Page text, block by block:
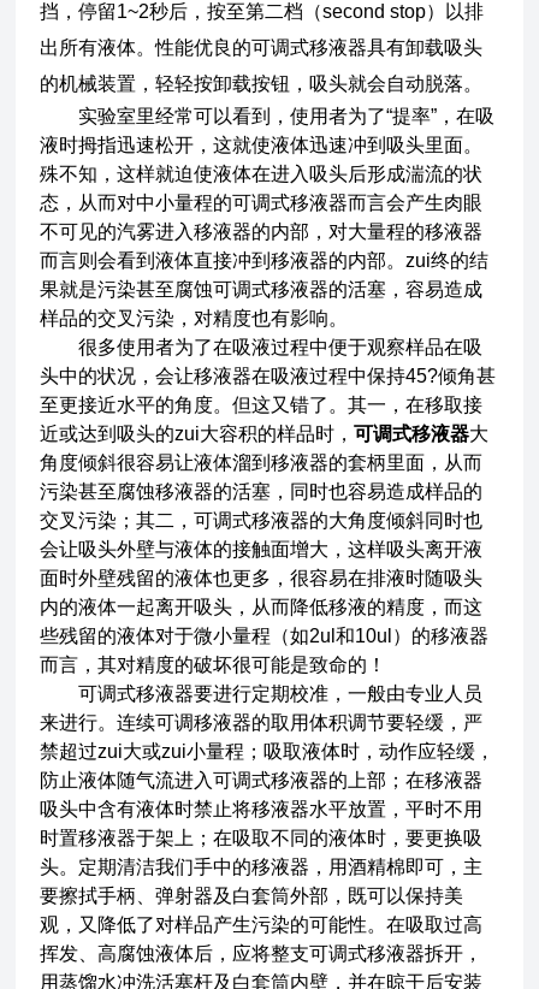
挡，停留1~2秒后，按至第二档（second stop）以排
出所有液体。性能优良的可调式移液器具有卸载吸头
的机械装置，轻轻按卸载按钮，吸头就会自动脱落。
实验室里经常可以看到，使用者为了“提率”，在吸
液时拇指迅速松开，这就使液体迅速冲到吸头里面。
殊不知，这样就迫使液体在进入吸头后形成湍流的状
态，从而对中小量程的可调式移液器而言会产生肉眼
不可见的汽雾进入移液器的内部，对大量程的移液器
而言则会看到液体直接冲到移液器的内部。zui终的结
果就是污染甚至腐蚀可调式移液器的活塞，容易造成
样品的交叉污染，对精度也有影响。
很多使用者为了在吸液过程中便于观察样品在吸
头中的状况，会让移液器在吸液过程中保持45?倾角甚
至更接近水平的角度。但这又错了。其一，在移取接
近或达到吸头的zui大容积的样品时，可调式移液器大
角度倾斜很容易让液体溜到移液器的套柄里面，从而
污染甚至腐蚀移液器的活塞，同时也容易造成样品的
交叉污染；其二，可调式移液器的大角度倾斜同时也
会让吸头外壁与液体的接触面增大，这样吸头离开液
面时外壁残留的液体也更多，很容易在排液时随吸头
内的液体一起离开吸头，从而降低移液的精度，而这
些残留的液体对于微小量程（如2ul和10ul）的移液器
而言，其对精度的破坏很可能是致命的！
可调式移液器要进行定期校准，一般由专业人员
来进行。连续可调移液器的取用体积调节要轻缓，严
禁超过zui大或zui小量程；吸取液体时，动作应轻缓，
防止液体随气流进入可调式移液器的上部；在移液器
吸头中含有液体时禁止将移液器水平放置，平时不用
时置移液器于架上；在吸取不同的液体时，要更换吸
头。定期清洁我们手中的移液器，用酒精棉即可，主
要擦拭手柄、弹射器及白套筒外部，既可以保持美
观，又降低了对样品产生污染的可能性。在吸取过高
挥发、高腐蚀液体后，应将整支可调式移液器拆开，
用蒸馏水冲洗活塞杆及白套筒内壁，并在晾干后安装